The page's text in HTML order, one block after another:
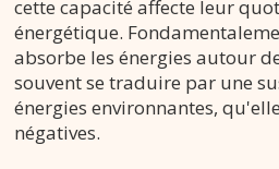
cette capacité affecte leur
énergétique.
absorbe les énergies autour
souvent se traduire par une
énergies environnantes,
négatives.